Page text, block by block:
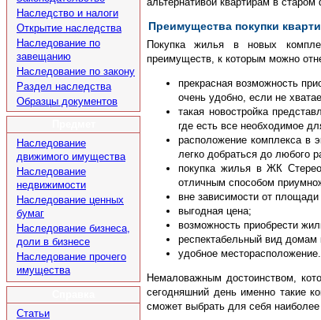
Наследство и налоги
Открытие наследства
Наследование по
завещанию
Наследование по закону
Раздел наследства
Образцы документов
Наследование
движимого имущества
Наследование
недвижимости
Наследование ценных
бумаг
Наследование бизнеса,
доли в бизнесе
Наследование прочего
имущества
Статьи
Преимущества покупки
Покупка жилья в новых
преимуществ, к которым можно
прекрасная возможность
очень удобно, если не
такая новостройка
где есть все необходимое
расположение комплекса в
легко добраться до любого
покупка жилья в ЖК
отличным способом
вне зависимости от
выгодная цена;
возможность приобрести
респектабельный вид домам
удобное
Немаловажным достоинством,
сегодняшний день именно такие
сможет выбрать для себя